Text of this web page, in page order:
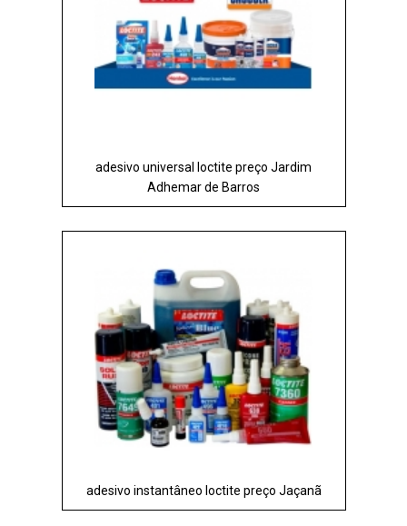
adesivo universal loctite preço Jardim
Adhemar de Barros
adesivo instantâneo loctite preço Jaçanã